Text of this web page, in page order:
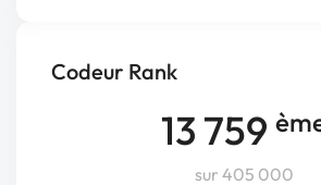
Codeur Rank
13 759
sur 405 000